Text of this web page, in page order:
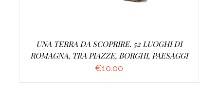
UNA TERRA DA SCOPRIRE. 52 LUOGHI DI
ROMAGNA, TRA PIAZZE, BORGHI, PAESAGGI
€10.00